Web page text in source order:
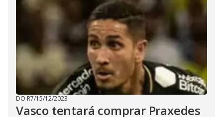
DO R7/15/12/2023
Vasco tentará comprar Praxedes